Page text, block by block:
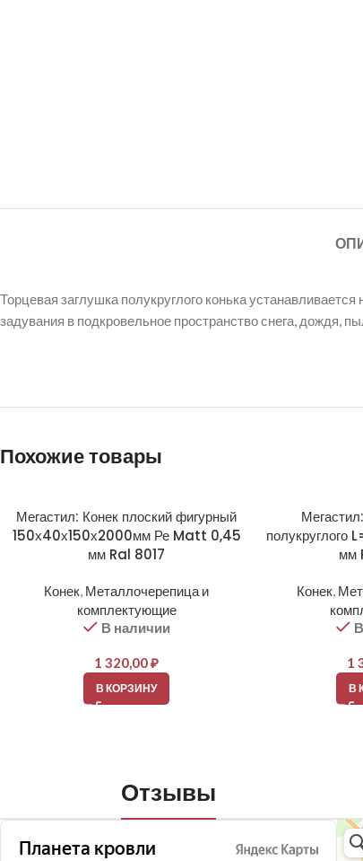
Торцевая заглушка полукруглого конька
задувания в подкровельное пространство снега, дождя,
Похожие товары
Мегастил: Конек плоский фигурный
150х40х150х2000мм Ре Matt 0,45
мм Ral 8017
Конек, Металлочерепица и
комплектующие
В наличии
1 320,00₽
В КОРЗИНУ
мм
Конек,
1
В
Отзывы